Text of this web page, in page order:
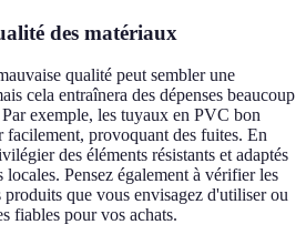
des matériaux
qualité peut sembler une
cela entraînera des dépenses beaucoup
exemple, les tuyaux en PVC bon
facilement, provoquant des fuites. En
des éléments résistants et adaptés
Pensez également à vérifier les
produits que vous envisagez d'utiliser ou
fiables pour vos achats.